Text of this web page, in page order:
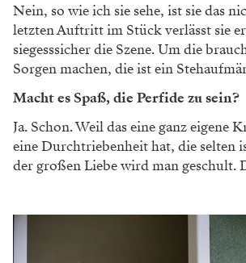
Nein, so wie ich sie sehe, ist sie das
letzten Auftritt im Stück verlässt sie
siegesssicher die Szene. Um die
Sorgen machen, die ist ein
Macht es Spaß, die Perfide zu sein?
Ja. Schon. Weil das eine ganz eigene
eine Durchtriebenheit hat, die selten
der großen Liebe wird man geschult.